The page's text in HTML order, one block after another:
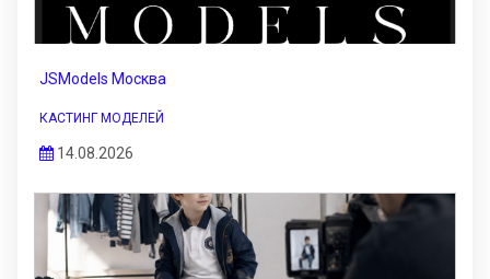
JSModels Москва
КАСТИНГ МОДЕЛЕЙ
14.08.2026